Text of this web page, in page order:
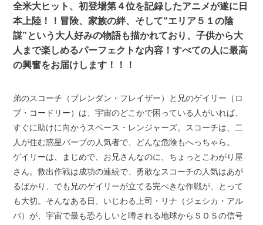
全米大ヒット、初登場第４位を記録したアニメが遂に日
本上陸！！冒険、家族の絆、そして“エリア５１の陰
謀”という大人好みの物語も描かれており、子供から大
人まで楽しめるパーフェクトな内容！すべての人に最高
の興奮をお届けします！！！
弟のスコーチ（ブレンダン・フレイザー）と兄のゲイリー（ロ
ブ・コードリー）は、宇宙のどこかで困っている人がいれば、
すぐに助けに向かうスペース・レンジャーズ。スコーチは、二
人が住む惑星バーブの人気者で、どんな危険もへっちゃら。
ゲイリーは、まじめで、お兄さんなのに、ちょっとこわがり屋
さん。救出作戦は成功の連続で、勇敢なスコーチの人気はあが
るばかり、でも兄のゲイリーが立てる完ぺきな作戦が、とって
も大切。そんなある日、いじわる上司・リナ（ジェシカ・アル
バ）が、宇宙で最も恐ろしいと噂される地球からＳＯＳの信号